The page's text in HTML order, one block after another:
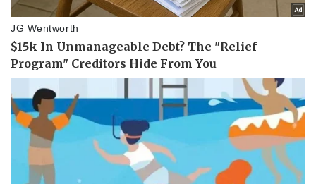
Tin nóng
Tư vấn luật
Việt Nam